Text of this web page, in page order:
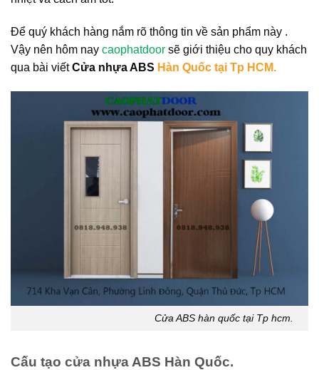
Để quý khách hàng nắm rõ thông tin về sản phẩm này .
Vậy nên hôm nay caophatdoor sẽ giới thiệu cho quy khách
qua bài viếtCửa nhựa ABS Hàn Quốc tại Tp HCM.
Cửa ABS hàn quốc tại Tp hcm.
Cấu tạo cửa nhựa ABS Hàn Quốc.